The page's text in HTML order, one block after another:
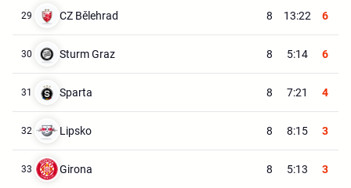
29 CZ Bělehrad 8 13:22 6
30 Sturm Graz 8 5:14 6
31 Sparta 8 7:21 4
32 Lipsko 8 8:15 3
33 Girona 8 5:13 3